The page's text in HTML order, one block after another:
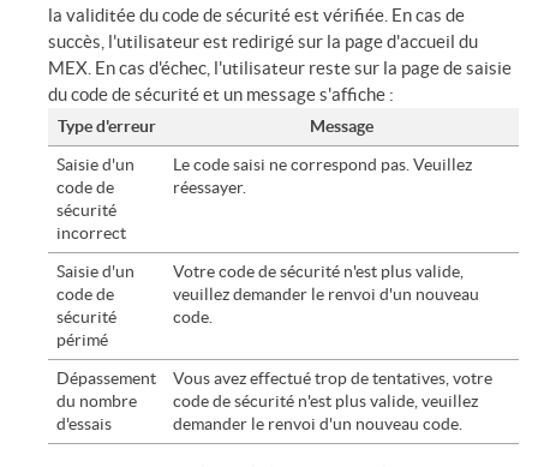
la validitée du code de sécurité est vérifiée. En cas de
succès, l'utilisateur est redirigé sur la page d'accueil du
MEX. En cas d'échec, l'utilisateur reste sur la page de saisie
du code de sécurité et un message s'affiche :
Type d'erreur
Message
Saisie d'un
code de
sécurité
incorrect
Le code saisi ne correspond pas. Veuillez
réessayer.
Saisie d'un
code de
sécurité
périmé
Votre code de sécurité n'est plus valide,
veuillez demander le renvoi d'un nouveau
code.
Dépassement
du nombre
d'essais
Vous avez effectué trop de tentatives, votre
code de sécurité n'est plus valide, veuillez
demander le renvoi d'un nouveau code.